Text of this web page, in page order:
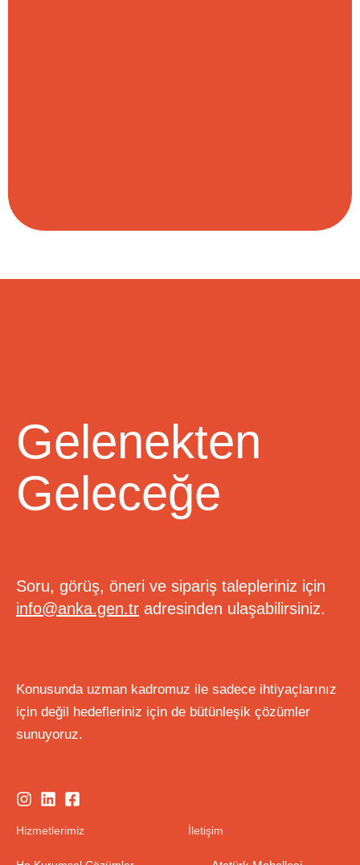
Gelenekten
Geleceğe
Soru, görüş, öneri ve sipariş talepleriniz için
info@anka.gen.tr adresinden ulaşabilirsiniz.
Konusunda uzman kadromuz ile sadece ihtiyaçlarınız
için değil hedefleriniz için de bütünleşik çözümler
sunuyoruz.
Hizmetlerimiz İletişim